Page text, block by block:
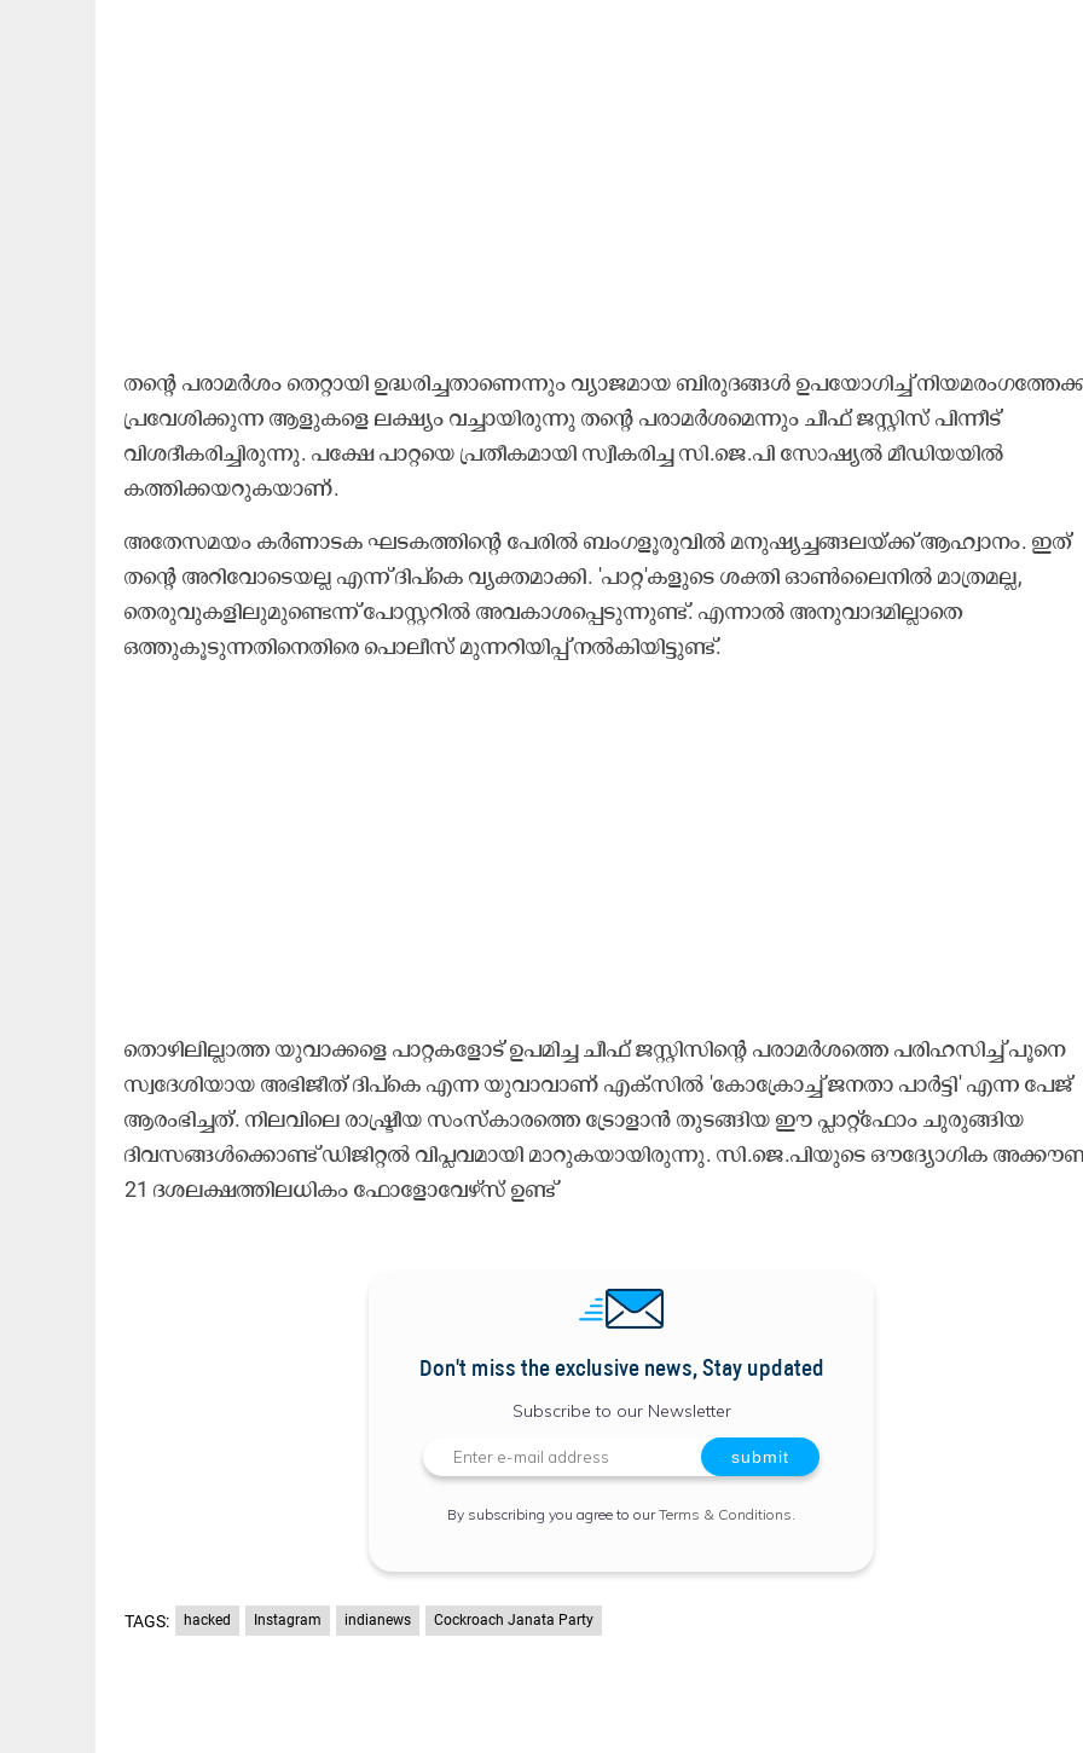
തന്റെ പരാമർശം തെറ്റായി ഉദ്ധരിച്ചതാണെന്നും വ്യാജമായ ബിരുദങ്ങൾ ഉപയോഗിച്ച്
പ്രവേശിക്കുന്ന ആളുകളെ ലക്ഷ്യം വച്ചായിരുന്നു തന്റെ പരാമർശമെന്നും ചീഫ് ജസ്റ്റിസ് പിന്നീട്
വിശദീകരിച്ചിരുന്നു. പക്ഷേ പാറ്റയെ പ്രതീകമായി സ്വീകരിച്ച സി.ജെ.പി സോഷ്യൽ മീഡിയയിൽ
കത്തിക്കയറുകയാണ്.
അതേസമയം കർണാടക ഘടകത്തിന്റെ പേരിൽ ബംഗളൂരുവിൽ മനുഷ്യച്ചങ്ങലയ്ക്ക് ആഹ്വാനം. ഇത്
തന്റെ അറിവോടെയല്ല എന്ന് ദിപ്കെ വ്യക്തമാക്കി. 'പാറ്റ'കളുടെ ശക്തി ഓൺലൈനിൽ മാത്രമല്ല,
തെരുവുകളിലുമുണ്ടെന്ന് പോസ്റ്ററിൽ അവകാശപ്പെടുന്നുണ്ട്. എന്നാൽ അനുവാദമില്ലാതെ
ഒത്തുകൂടുന്നതിനെതിരെ പൊലീസ് മുന്നറിയിപ്പ് നൽകിയിട്ടുണ്ട്.
തൊഴിലില്ലാത്ത യുവാക്കളെ പാറ്റകളോട് ഉപമിച്ച ചീഫ് ജസ്റ്റിസിന്റെ പരാമർശത്തെ പരിഹസിച്ച് പൂനെ
സ്വദേശിയായ അഭിജീത് ദിപ്കെ എന്ന യുവാവാണ് എക്സിൽ 'കോക്രോച്ച് ജനതാ പാർട്ടി' എന്ന പേജ്
ആരംഭിച്ചത്. നിലവിലെ രാഷ്ട്രീയ സംസ്കാരത്തെ ട്രോളാൻ തുടങ്ങിയ ഈ പ്ലാറ്റ്ഫോം ചുരുങ്ങിയ
ദിവസങ്ങൾക്കൊണ്ട് ഡിജിറ്റൽ വിപ്ലവമായി മാറുകയായിരുന്നു. സി.ജെ.പിയുടെ ഔദ്യോഗിക
21 ദശലക്ഷത്തിലധികം ഫോളോവേഴ്സ് ഉണ്ട്
Don't miss the exclusive news, Stay updated
Subscribe to our Newsletter
By subscribing you agree to ourTerms & Conditions
TAGS: hacked Instagram indianews Cockroach Janata Party